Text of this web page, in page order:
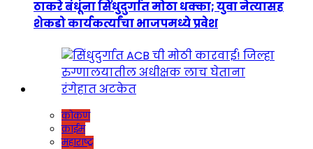
ठाकरे बंधूंना सिंधुदुर्गात मोठा धक्का; युवा नेत्यासह
शेकडो कार्यकर्त्यांचा भाजपमध्ये प्रवेश
कोकण
क्राईम
महाराष्ट्र